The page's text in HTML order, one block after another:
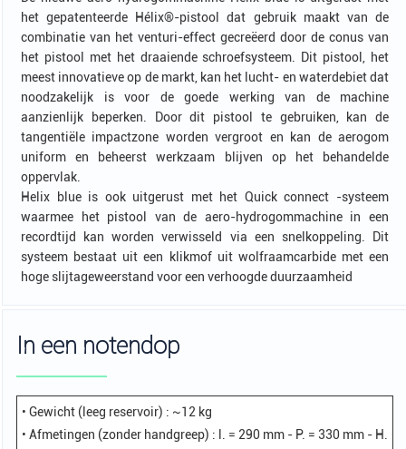
het gepatenteerde Hélix®-pistool dat gebruik maakt van de
combinatie van het venturi-effect gecreëerd door de conus van
het pistool met het draaiende schroefsysteem. Dit pistool, het
meest innovatieve op de markt, kan het lucht- en waterdebiet dat
noodzakelijk is voor de goede werking van de machine
aanzienlijk beperken. Door dit pistool te gebruiken, kan de
tangentiële impactzone worden vergroot en kan de aerogom
uniform en beheerst werkzaam blijven op het behandelde
oppervlak.
Helix blue is ook uitgerust met het Quick connect -systeem
waarmee het pistool van de aero-hydrogommachine in een
recordtijd kan worden verwisseld via een snelkoppeling. Dit
systeem bestaat uit een klikmof uit wolfraamcarbide met een
hoge slijtageweerstand voor een verhoogde duurzaamheid
In een notendop
• Gewicht (leeg reservoir) : ~12 kg
• Afmetingen (zonder handgreep) : l. = 290 mm - P. = 330 mm - H.